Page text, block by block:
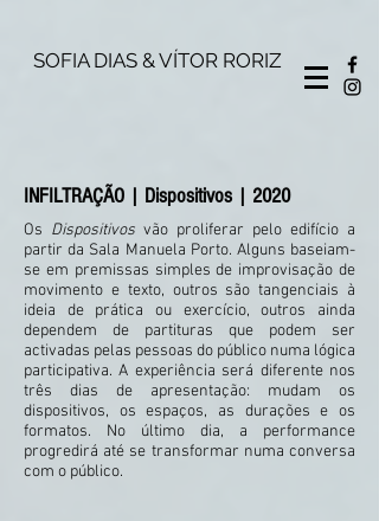
SOFIA DIAS & VÍTOR RORIZ
INFILTRAÇÃO | Dispositivos | 2020
Os Dispositivos vão proliferar pelo edifício a
partir da Sala Manuela Porto. Alguns baseiam-
se em premissas simples de improvisação de
movimento e texto, outros são tangenciais à
ideia de prática ou exercício, outros ainda
dependem de partituras que podem ser
activadas pelas pessoas do público numa lógica
participativa. A experiência será diferente nos
três dias de apresentação: mudam os
dispositivos, os espaços, as durações e os
formatos. No último dia, a performance
progredirá até se transformar numa conversa
com o público.